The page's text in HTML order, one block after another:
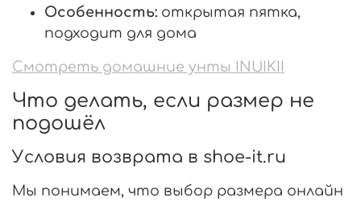
Особенность: открытая пятка,
подходит для дома
Смотреть домашние унты INUIKII
Что делать, если размер не
подошёл
Условия возврата в shoe-it.ru
Мы понимаем, что выбор размера онлайн